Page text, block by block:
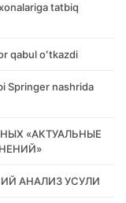
tatbiq
qabul oʻtkazdi
Springer nashrida
«АКТУАЛЬНЫЕ
АНАЛИЗ УСУЛИ